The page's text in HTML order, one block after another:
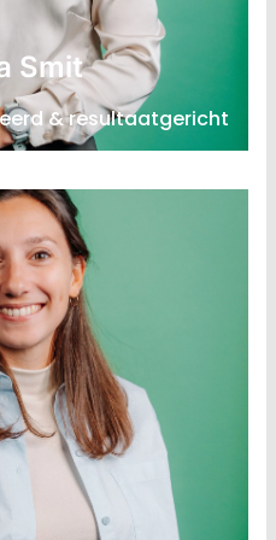
Smit
& resultaatgericht
verandering
business modellen,